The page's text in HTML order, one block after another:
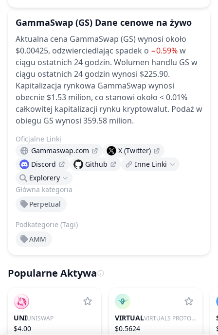
GammaSwap (GS) Dane cenowe na żywo
Aktualna cena GammaSwap (GS) wynosi około
$0.00425, odzwierciedlając spadek o −0.59%w
ciągu ostatnich 24 godzin. Wolumen handlu GS w
ciągu ostatnich 24 godzin wynosi $225.90.
Kapitalizacja rynkowa GammaSwap wynosi
obecnie $1.53 milion, co stanowi około < 0.01%
całkowitej kapitalizacji rynku kryptowalut. Podaż w
obiegu GS wynosi 359.58 milion.
Główna kategoria
Perpetual
Podkategorie (Tagi)
AMM
Oficjalne Linki
Gammaswap.com
X (Twitter)
Discord
Github
Inne Linki
Explorery
Popularne Aktywa
UNIUNISWAP
$4.00
VIRTUAL VIRTUALS PROTOCOL
$0.5624